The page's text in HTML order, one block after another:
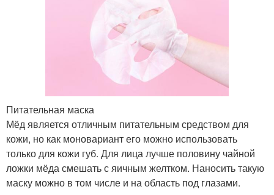
Питательная маска
Мёд является отличным питательным средством для
кожи, но как моновариант его можно использовать
только для кожи губ. Для лица лучше половину чайной
ложки мёда смешать с яичным желтком. Наносить такую
маску можно в том числе и на область под глазами.